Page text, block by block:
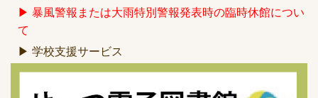
▶ 暴風警報または大雨特別警報発表時の臨時休館につい
て
▶ 学校支援サービス